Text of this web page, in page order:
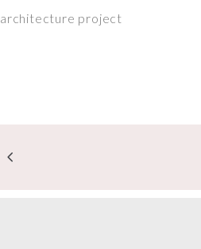
architecture project